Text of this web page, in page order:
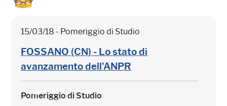
15/03/18 - Pomeriggio di Studio
FOSSANO (CN) - Lo stato di
avanzamento dell'ANPR
Pomeriggio di Studio